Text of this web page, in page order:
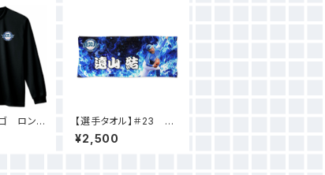
ロング
ブラッ
【選手タオル】＃23 遠
山 結
¥2,500